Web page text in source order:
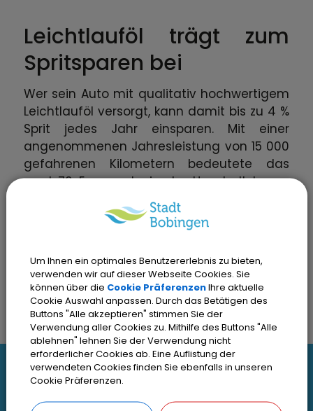
Leichtlauföl trägt zum
Spritsparen bei
Wer sein Auto mit qualitativ hochwertigem
Leichtlauföl versorgt, kann damit bis zu 4 %
Sprit jedes Jahr einsparen. Mit einer
angenommenen Jahresleistung von 15 000
gefahrenen Kilometern bedeutete das
rund 70 Euro mehr in der Haushaltskasse.
Achten Sie beim Kauf darauf: Diese
Berechnung geht von einem Öl mit der
SAE-Klassifikation beziehungsweise 0W-40
I
Interessante Links
Um Ihnen ein optimales Benutzererlebnis zu bieten,
verwenden wir auf dieser Webseite Cookies. Sie
können über die Cookie PräferenzenIhre aktuelle
Cookie Auswahl anpassen. Durch das Betätigen des
Buttons "Alle akzeptieren" stimmen Sie der
Verwendung aller Cookies zu. Mithilfe des Buttons "Alle
ablehnen" lehnen Sie der Verwendung nicht
erforderlicher Cookies ab. Eine Auflistung der
verwendeten Cookies finden Sie ebenfalls in unseren
Cookie Präferenzen.